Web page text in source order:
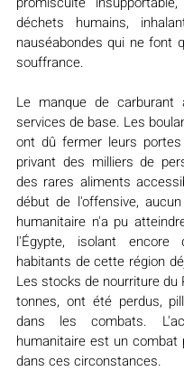
déchets humains,
nauséabondes qui ne font
souffrance.
Le manque de carburant
services de base. Les
ont dû fermer leurs
privant des milliers de
des rares aliments
début de l'offensive,
humanitaire n'a pu
l'Égypte, isolant encore
habitants de cette région
Les stocks de nourriture du
tonnes, ont été perdus,
dans les combats.
humanitaire est un combat
dans ces circonstances.